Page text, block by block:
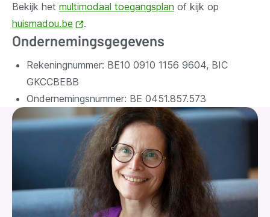
Bekijk het multimodaal toegangsplan of kijk op
huismadou.be
(opent
nieuw
.
Ondernemingsgegevens
Rekeningnummer: BE10 0910 1156 9604, BIC
GKCCBEBB
Ondernemingsnummer: BE 0451.857.573